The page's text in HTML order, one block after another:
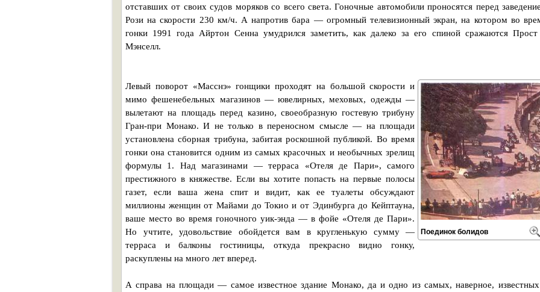
отставших от своих судов моряков со всего света. Гоночные автомобили проносятся перед
Рози на скорости 230 км/ч. А напротив бара — огромный телевизионный экран, на котором во
гонки 1991 года Айртон Сенна умудрился заметить, как далеко за его спиной сражаются
Мэнселл.
Поединок болидов
Левый поворот «Масснэ» гонщики проходят на большой скорости и
мимо фешенебельных магазинов — ювелирных, меховых, одежды —
вылетают на площадь перед казино, своеобразную гостевую трибуну
Гран-при Монако. И не только в переносном смысле — на площади
установлена сборная трибуна, забитая роскошной публикой. Во время
гонки она становится одним из самых красочных и необычных зрелищ
формулы 1. Над магазинами — терраса «Отеля де Пари», самого
престижного в княжестве. Если вы хотите попасть на первые полосы
газет, если ваша жена спит и видит, как ее туалеты обсуждают
миллионы женщин от Майами до Токио и от Эдинбурга до Кейптауна,
ваше место во время гоночного уик-энда — в фойе «Отеля де Пари».
Но учтите, удовольствие обойдется вам в кругленькую сумму —
терраса и балконы гостиницы, откуда прекрасно видно гонку,
раскуплены на много лет вперед.
А справа на площади — самое известное здание Монако, да и одно из самых, наверное,